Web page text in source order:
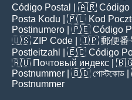
Código Postal
| 🇦🇷 Código
Posta Kodu | 🇵🇱 Kod
Postinumero | 🇵🇪 Código
🇺🇸 ZIP Code | 🇯🇵 郵便番
Postleitzahl
| 🇪🇨 Código
🇷🇺 Почтовый индекс |
Postnummer | 🇧🇩 পোস্টকোড
Postnummer